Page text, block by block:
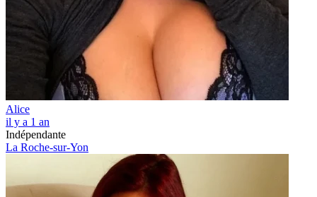
Alice
il y a 1 an
Indépendante
La Roche-sur-Yon